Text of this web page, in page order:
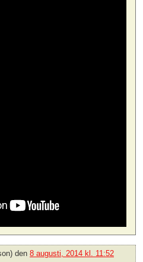
den 8 augusti, 2014 kl. 11:52